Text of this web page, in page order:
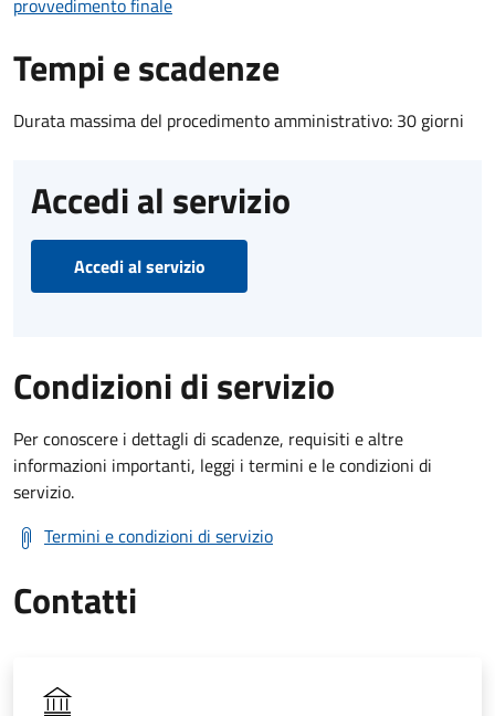
Tempi e scadenze
Durata massima del procedimento amministrativo: 30 giorni
Accedi al servizio
Accedi al servizio
Condizioni di servizio
Per conoscere i dettagli di scadenze, requisiti e altre
informazioni importanti, leggi i termini e le condizioni di
servizio.
Termini e condizioni di servizio
Contatti